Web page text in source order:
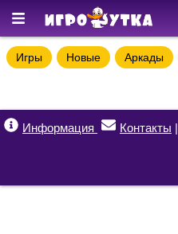
Игры Новые Аркады
Информация Контакты |